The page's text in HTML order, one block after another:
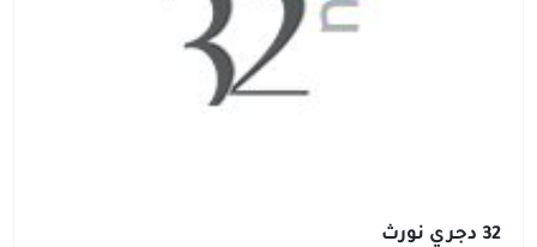
32 دجري نورث